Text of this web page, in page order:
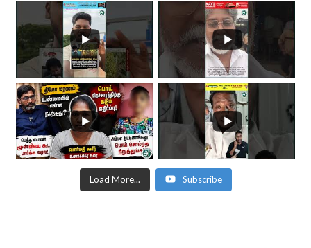
Load More... Subscribe